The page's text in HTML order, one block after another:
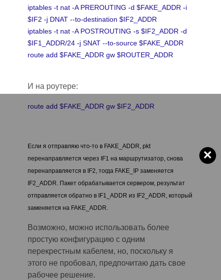
iptables -t nat -A PREROUTING -d $FAKE_ADDR -i
$IF2 -j DNAT --to-destination $IF2_ADDR
iptables -t nat -A POSTROUTING -s $IF2_ADDR -d
$IF1_ADDR/24 -j SNAT --to-source $FAKE_ADDR
route add $FAKE_ADDR gw $ROUTER_ADDR
И на роутере:
route add $FAKE_ADDR gw $IF2_ADDR
Если я отправляю что-то в FAKE_ADDR, pkt
перенаправляется через IF1 на маршрутизатор, снова
перенаправляется в IF2, тогда FAKE_IP заменяется
IF2_ADDR. Пакет обрабатывается сервером, результат
отправляется обратно в IF1_ADDR из IF2_ADDR, который
заменяется на FAKE_ADDR.
Возможно, можно использовать более
простую конфигурацию с одним
перекрестным кабелем, но, поскольку я
этого не пробовал, предпочитаю дать свое
рабочее решение.
×